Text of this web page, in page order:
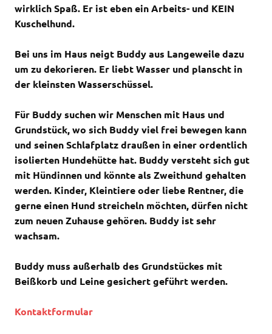
wirklich Spaß. Er ist eben ein Arbeits- und KEIN
Kuschelhund.
Bei uns im Haus neigt Buddy aus Langeweile dazu
um zu dekorieren. Er liebt Wasser und planscht in
der kleinsten Wasserschüssel.
Für Buddy suchen wir Menschen mit Haus und
Grundstück, wo sich Buddy viel frei bewegen kann
und seinen Schlafplatz draußen in einer ordentlich
isolierten Hundehütte hat. Buddy versteht sich gut
mit Hündinnen und könnte als Zweithund gehalten
werden. Kinder, Kleintiere oder liebe Rentner, die
gerne einen Hund streicheln möchten, dürfen nicht
zum neuen Zuhause gehören. Buddy ist sehr
wachsam.
Buddy muss außerhalb des Grundstückes mit
Beißkorb und Leine gesichert geführt werden.
Kontaktformular